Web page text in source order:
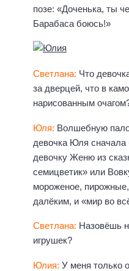
позе: «Доченька, ты
Барабаса боюсь!»
Светлана: Что
за дверцей, что в
нарисованным
Юля: Волшебную
девочка Юля
девочку Женю из
семицветик» или
мороженое,
далёким, и «мир во
Светлана: Назовёшь
игрушек?
Юлия: У меня только